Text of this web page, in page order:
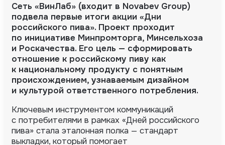
Сеть «ВинЛаб» (входит в Novabev Group)
подвела первые итоги акции «Дни
российского пива». Проект проходит
по инициативе Минпромторга, Минсельхоза
и Роскачества. Его цель — сформировать
отношение к российскому пиву как
к национальному продукту с понятным
происхождением, узнаваемым дизайном
и культурой ответственного потребления.
Ключевым инструментом коммуникаций
с потребителями в рамках «Дней российского
пива» стала эталонная полка — стандарт
выкладки, который помогает